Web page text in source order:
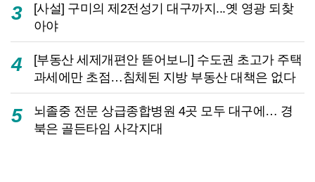
3
[사설] 구미의 제2전성기 대구까지...옛 영광 되찾
아야
4
[부동산 세제개편안 뜯어보니] 수도권 초고가 주택
과세에만 초점…침체된 지방 부동산 대책은 없다
5
뇌졸중 전문 상급종합병원 4곳 모두 대구에… 경
북은 골든타임 사각지대